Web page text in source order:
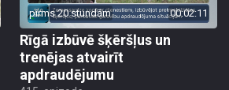
pirms 20 stundām 00:02:11
Rīgā izbūvē šķēršļus un
trenējas atvairīt
apdraudējumu